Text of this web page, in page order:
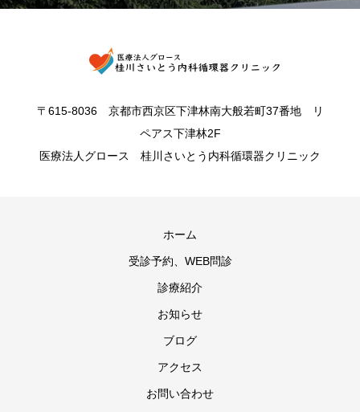
〒615-8036 京都市西京区下津林南大般若町37番地 リ
ペアス下津林2F
医療法人グロース 桂川さいとう内科循環器クリニック
ホーム
受診予約、WEB問診
診療紹介
お知らせ
ブログ
アクセス
お問い合わせ